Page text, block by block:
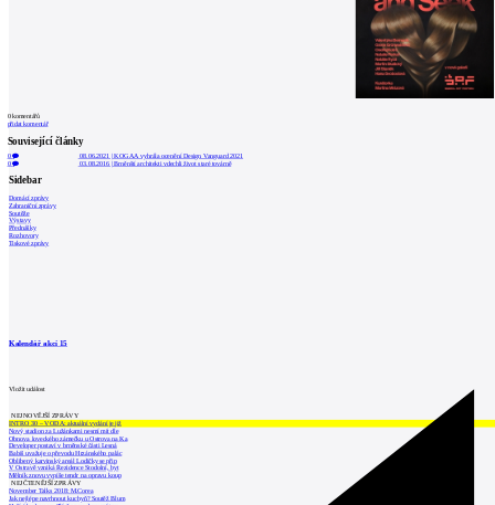
0komentářů
přidat komentář
Související články
0 08.06.2021 |KOGAA vyhrála ocenění Design Vanguard 2021
0
03.08.2016 |Brněnští architekti vdechli život staré továrně
Sidebar
Domácí zprávy
Zahraniční zprávy
Soutěže
Výstavy
Přednášky
Rozhovory
Tiskové zprávy
Kalendář akcí 15
Vložit událost
NEJNOVĚJŠÍ ZPRÁVY
INTRO 30 – VODA: aktuální vydání je již
Nový stadion za Lužánkami nesmí mít dle
Obnova loveckého zámečku u Ostrova na Ka
Developer postaví v brněnské části Lesná
Babiš uvažuje o převodu Hrzánského palác
Oblíbený karvinský areál Lodičky se přip
V Ostravě vzniká Rezidence Stodolní, byt
Mělník znovu vypíše tendr na opravu koup
NEJČTENĚJŠÍ ZPRÁVY
November Talks 2018: M.Corea
Jak nejlépe navrhnout kuchyň? Soutěž Blum